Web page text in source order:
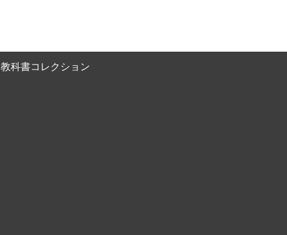
教科書コレクション